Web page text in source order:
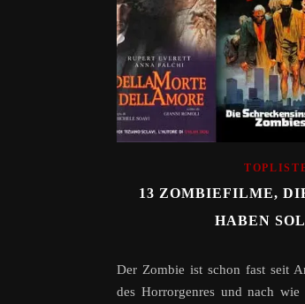
13 ZOMBIEFILME,
HABEN
Der Zombie ist schon fast seit
des Horrorgenres und nach